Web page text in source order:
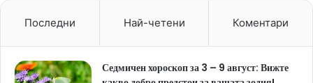
Последни Най-четени Коментари
Седмичен хороскоп за 3 – 9 август: Вижте